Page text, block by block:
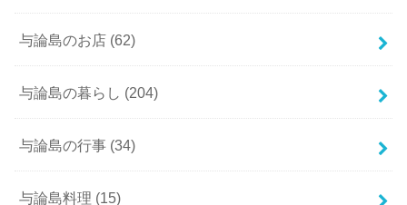
与論島のお店 (62)
与論島の暮らし (204)
与論島の行事 (34)
与論島料理 (15)